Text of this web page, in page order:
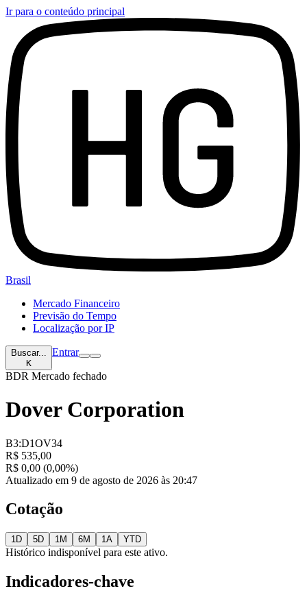
Ir para o conteúdo principal
Brasil
Mercado Financeiro
Previsão do Tempo
Localização por IP
Buscar...
K
Entrar
BDR Mercado fechado
Dover Corporation
B3:D1OV34
R$ 535,00
R$ 0,00 (0,00%)
Atualizado em 9 de agosto de 2026 às 20:47
Cotação
1D 5D 1M 6M 1A YTD
Histórico indisponível para este ativo.
Indicadores-chave